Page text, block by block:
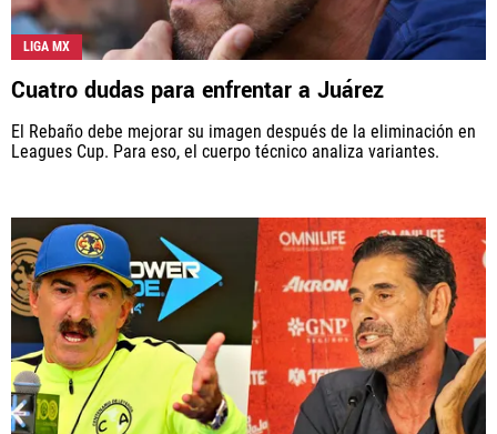
LIGA MX
Cuatro dudas para enfrentar a Juárez
El Rebaño debe mejorar su imagen después de la eliminación en
Leagues Cup. Para eso, el cuerpo técnico analiza variantes.